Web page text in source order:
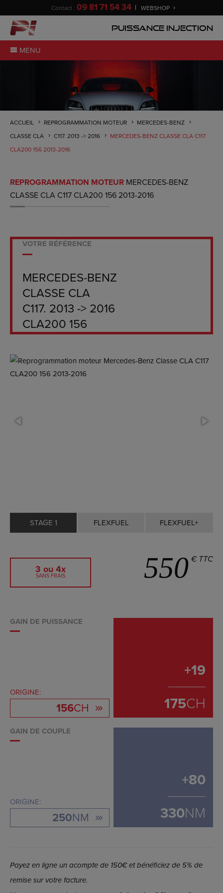
Contact : 09 81 71 54 34 WEBSHOP
Puissance Injection
MENU
ACCUEIL REPROGRAMMATION MOTEUR
MERCEDES-BENZ
CLASSE CLA
C117. 2013 -> 2016
MERCEDES-BENZ CLASSE CLA C117
CLA200 156 2013-2016
REPROGRAMMATION MOTEUR MERCEDES-BENZ
CLASSE CLA C117 CLA200 156 2013-2016
VOTRE RÉFÉRENCE
MERCEDES-BENZ
CLASSE CLA
C117. 2013 -> 2016
CLA200 156
STAGE 1 FLEXFUEL FLEXFUEL+
3 ou 4x
SANS FRAIS 550 € TTC
GAIN DE PUISSANCE
ORIGINE:
156CH
+19
175CH
GAIN DE COUPLE
ORIGINE:
250NM
+80
330NM
Payez en ligne un acompte de 150€ et bénéficiez de 5% de
remise sur votre facture.